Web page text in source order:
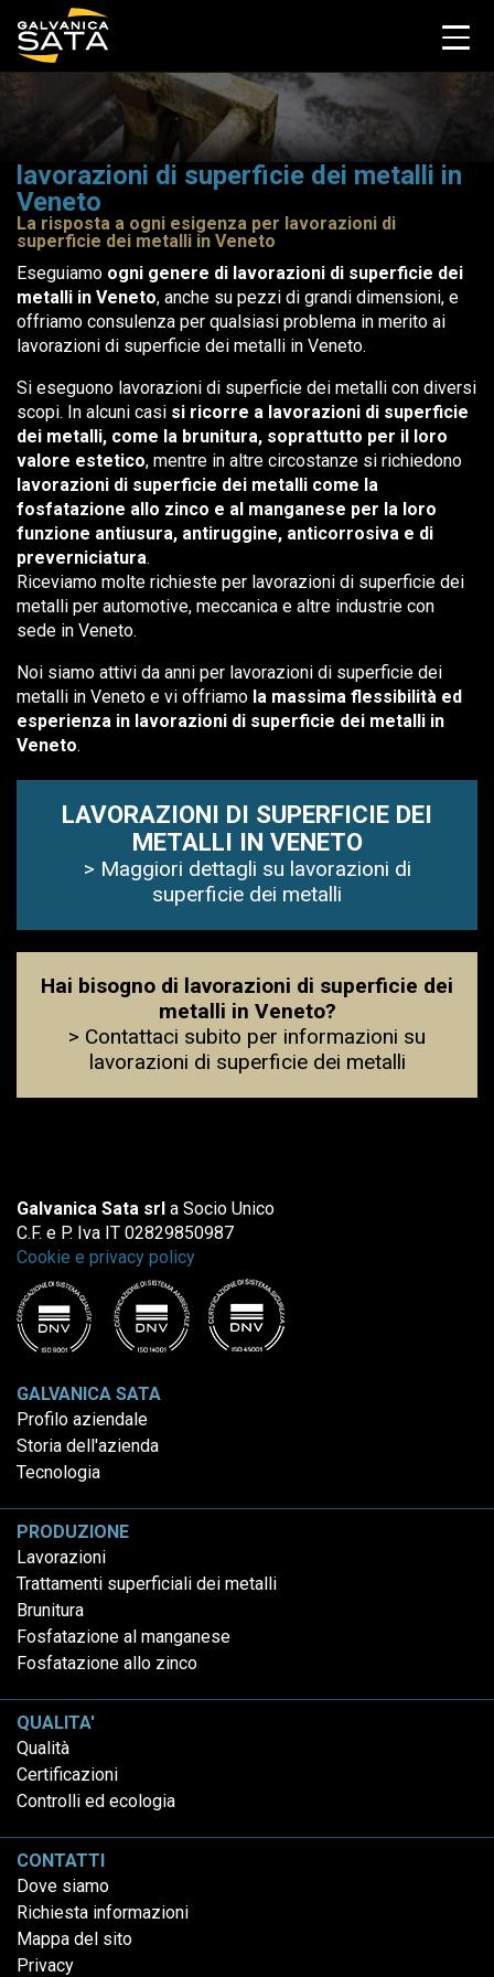
lavorazioni di superficie dei metalli in
Veneto
La risposta a ogni esigenza per lavorazioni di
superficie dei metalli in Veneto
Eseguiamo ogni genere di lavorazioni di superficie dei
metalli in Veneto, anche su pezzi di grandi dimensioni, e
offriamo consulenza per qualsiasi problema in merito ai
lavorazioni di superficie dei metalli in Veneto.
Si eseguono lavorazioni di superficie dei metalli con diversi
scopi. In alcuni casi si ricorre a lavorazioni di superficie
dei metalli, come la brunitura, soprattutto per il loro
valore estetico, mentre in altre circostanze si richiedono
lavorazioni di superficie dei metalli come la
fosfatazione allo zinco e al manganese per la loro
funzione antiusura, antiruggine, anticorrosiva e di
preverniciatura.
Riceviamo molte richieste per lavorazioni di superficie dei
metalli per automotive, meccanica e altre industrie con
sede in Veneto.
Noi siamo attivi da anni per lavorazioni di superficie dei
metalli in Veneto e vi offriamo la massima flessibilità ed
esperienza in lavorazioni di superficie dei metalli in
Veneto.
LAVORAZIONI DI SUPERFICIE DEI
METALLI IN VENETO
> Maggiori dettagli su lavorazioni di
superficie dei metalli
Hai bisogno di lavorazioni di superficie dei
metalli in Veneto?
> Contattaci subito per informazioni su
lavorazioni di superficie dei metalli
Galvanica Sata srl a Socio Unico
C.F. e P. Iva IT 02829850987
Cookie e privacy policy
GALVANICA SATA
Profilo aziendale
Storia dell'azienda
Tecnologia
PRODUZIONE
Lavorazioni
Trattamenti superficiali dei metalli
Brunitura
Fosfatazione al manganese
Fosfatazione allo zinco
QUALITA'
Qualità
Certificazioni
Controlli ed ecologia
CONTATTI
Dove siamo
Richiesta informazioni
Mappa del sito
Privacy